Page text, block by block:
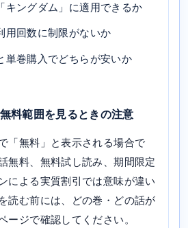
キングダム」に適用できるか
用回数に制限がないか
単巻購入でどちらが安いか
料範囲を見るときの注意
「無料」と表示される場合で
無料、無料試し読み、期間限定
による実質割引では意味が違い
読む前には、どの巻・どの話が
ージで確認してください。